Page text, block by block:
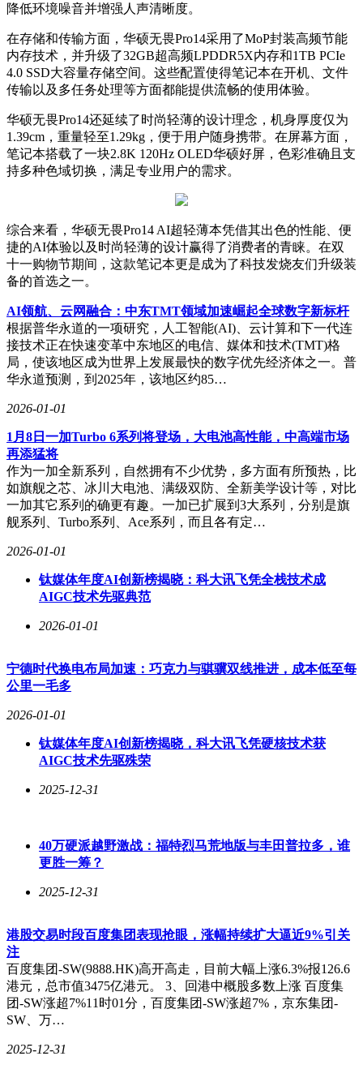
降低环境噪音并增强人声清晰度。
在存储和传输方面，华硕无畏Pro14采用了MoP封装高频节能
内存技术，并升级了32GB超高频LPDDR5X内存和1TB PCIe
4.0 SSD大容量存储空间。这些配置使得笔记本在开机、文件
传输以及多任务处理等方面都能提供流畅的使用体验。
华硕无畏Pro14还延续了时尚轻薄的设计理念，机身厚度仅为
1.39cm，重量轻至1.29kg，便于用户随身携带。在屏幕方面，
笔记本搭载了一块2.8K 120Hz OLED华硕好屏，色彩准确且支
持多种色域切换，满足专业用户的需求。
综合来看，华硕无畏Pro14 AI超轻薄本凭借其出色的性能、便
捷的AI体验以及时尚轻薄的设计赢得了消费者的青睐。在双
十一购物节期间，这款笔记本更是成为了科技发烧友们升级装
备的首选之一。
AI领航、云网融合：中东TMT领域加速崛起全球数字新标杆
根据普华永道的一项研究，人工智能(AI)、云计算和下一代连
接技术正在快速变革中东地区的电信、媒体和技术(TMT)格
局，使该地区成为世界上发展最快的数字优先经济体之一。普
华永道预测，到2025年，该地区约85…
2026-01-01
1月8日一加Turbo 6系列将登场，大电池高性能，中高端市场
再添猛将
作为一加全新系列，自然拥有不少优势，多方面有所预热，比
如旗舰之芯、冰川大电池、满级双防、全新美学设计等，对比
一加其它系列的确更有趣。一加已扩展到3大系列，分别是旗
舰系列、Turbo系列、Ace系列，而且各有定…
2026-01-01
钛媒体年度AI创新榜揭晓：科大讯飞凭全栈技术成
AIGC技术先驱典范
2026-01-01
宁德时代换电布局加速：巧克力与骐骥双线推进，成本低至每
公里一毛多
2026-01-01
钛媒体年度AI创新榜揭晓，科大讯飞凭硬核技术获
AIGC技术先驱殊荣
2025-12-31
40万硬派越野激战：福特烈马荒地版与丰田普拉多，谁
更胜一筹？
2025-12-31
港股交易时段百度集团表现抢眼，涨幅持续扩大逼近9%引关
注
百度集团-SW(9888.HK)高开高走，目前大幅上涨6.3%报126.6
港元，总市值3475亿港元。 3、回港中概股多数上涨 百度集
团-SW涨超7%11时01分，百度集团-SW涨超7%，京东集团-
SW、万…
2025-12-31